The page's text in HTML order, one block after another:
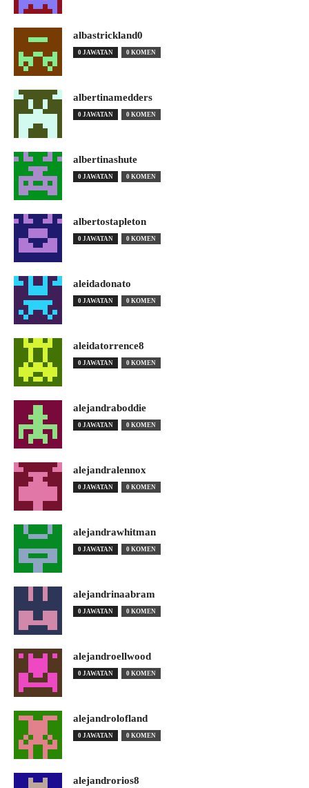
albastrickland0
0 JAWATAN 0 KOMEN
albertinamedders
0 JAWATAN 0 KOMEN
albertinashute
0 JAWATAN 0 KOMEN
albertostapleton
0 JAWATAN 0 KOMEN
aleidadonato
0 JAWATAN 0 KOMEN
aleidatorrence8
0 JAWATAN 0 KOMEN
alejandraboddie
0 JAWATAN 0 KOMEN
alejandralennox
0 JAWATAN 0 KOMEN
alejandrawhitman
0 JAWATAN 0 KOMEN
alejandrinaabram
0 JAWATAN 0 KOMEN
alejandroellwood
0 JAWATAN 0 KOMEN
alejandrolofland
0 JAWATAN 0 KOMEN
alejandrorios8